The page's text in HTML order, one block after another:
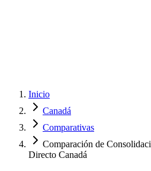
Inicio
Canadá
Comparativas
Comparación de
Directo Canadá